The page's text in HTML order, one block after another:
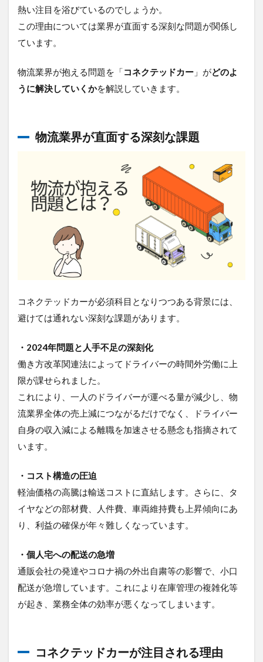
スク
の低
減
4.3
イバ
ーの
労働
着率
顧客
満足
度の
たな
価値
意
す
べ
デ
メ
リ
ッ
ト
と
対
策
入・
運用
コス
ト
5.2
ティ
リス
5.3
依存
熱い注目を浴びているのでしょうか。
この理由については業界が直面する深刻な問題が関係し
ています。
物流業界が抱える問題を「コネクテッドカー 」がどのよ
うに解決していくかを解説していきます。
物流業界が直面する深刻な課題
コネクテッドカーが必須科目となりつつある背景には、
避けては通れない深刻な課題があります。
・2024年問題と人手不足の深刻化
働き方改革関連法によってドライバーの時間外労働に上
限が課せられました。
これにより、一人のドライバーが運べる量が減少し、物
流業界全体の売上減につながるだけでなく、ドライバー
自身の収入減による離職を加速させる懸念も指摘されて
います。
・コスト構造の圧迫
軽油価格の高騰は輸送コストに直結します。さらに、タ
イヤなどの部材費、人件費、車両維持費も上昇傾向にあ
り、利益の確保が年々難しくなっています。
・個人宅への配送の急増
通販会社の発達やコロナ禍の外出自粛等の影響で、小口
配送が急増しています。これにより在庫管理の複雑化等
が起き、業務全体の効率が悪くなってしまいます。
コネクテッドカーが注目される理由